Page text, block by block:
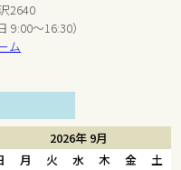
2640
9:00～16:30）
ム
2026年 9月
月 火 水 木 金
土